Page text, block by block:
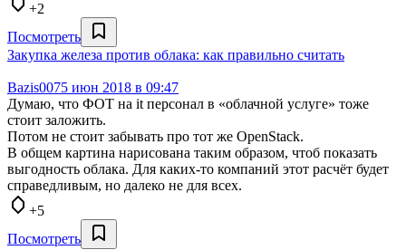
+2
Посмотреть
Закупка железа против облака: как правильно считать
Bazis0075 июн 2018 в 09:47
Думаю, что ФОТ на it персонал в «облачной услуге» тоже
стоит заложить.
Потом не стоит забывать про тот же OpenStack.
В общем картина нарисована таким образом, чтоб показать
выгодность облака. Для каких-то компаний этот расчёт будет
справедливым, но далеко не для всех.
+5
Посмотреть